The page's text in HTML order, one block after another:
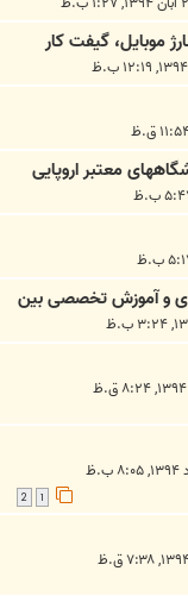
موبایل، گیفت کار
معتبر اروپایی
ای و آموزش تخصصی بین
1
2